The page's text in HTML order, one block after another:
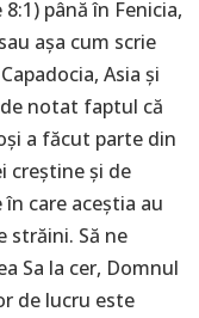
până în Fenicia,
așa cum scrie
Asia și
notat faptul că
a făcut parte din
creștine și de
care aceștia au
străini. Să ne
Sa la cer, Domnul
de lucru este